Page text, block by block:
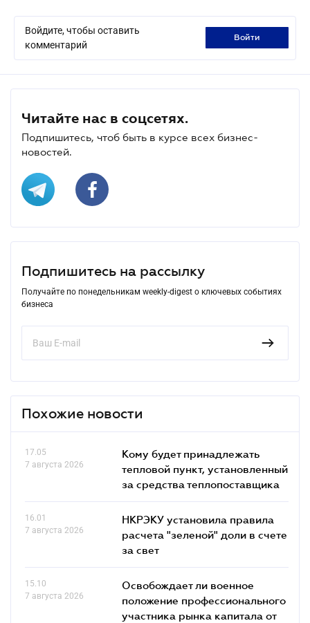
Войдите, чтобы оставить
комментарий
войти
Читайте нас в соцсетях.
Подпишитесь, чтоб быть в курсе всех бизнес-
новостей.
Подпишитесь на рассылку
Получайте по понедельникам weekly-digest о ключевых событиях
бизнеса
Похожие новости
17.05
7 августа 2026
Кому будет принадлежать
тепловой пункт, установленный
за средства теплопоставщика
16.01
7 августа 2026
НКРЭКУ установила правила
расчета "зеленой" доли в счете
за свет
15.10
7 августа 2026
Освобождает ли военное
положение профессионального
участника рынка капитала от